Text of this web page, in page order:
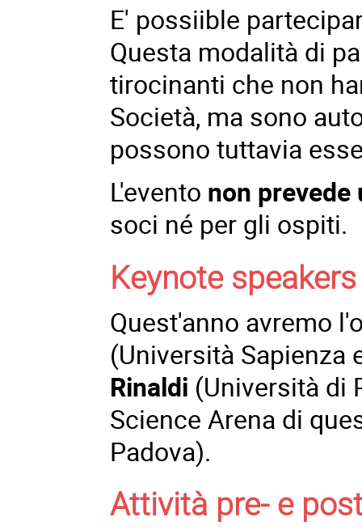
E' possiible
Questa modalità di
tirocinanti che non
Società, ma sono
possono tuttavia
L'evento non
soci né per gli ospiti.
Keynote speakers
Quest'anno avremo
(Università Sapienza
Rinaldi (Università di
Science Arena di
Padova).
Attività pre- e